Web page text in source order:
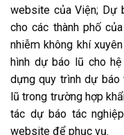
website của Viện; Dự
cho các thành phố
nhiễm không khí
hình dự báo lũ cho
dựng quy trình dự báo
lũ trong trường hợp
tác dự báo tác
website để phục vụ.